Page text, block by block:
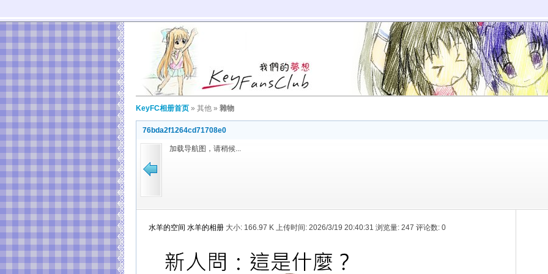
KeyFC相册首页 » 其他 » 雜物
76bda2f1264cd71708e0
加载导航图，请稍候...
水羊的空间 水羊的相册 大小: 166.97 K 上传时间: 2026/3/19 20:40:31 浏览量: 247 评论数: 0